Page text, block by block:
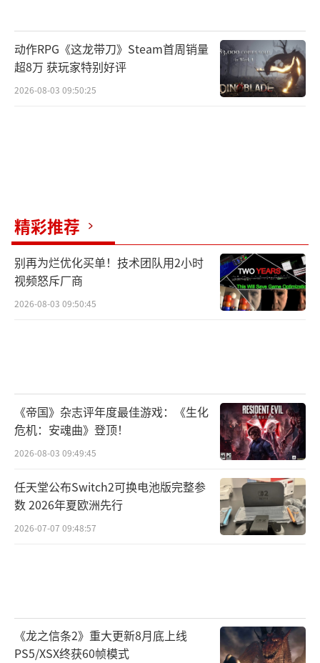
《生化危机》的箱庭式关卡和资源管理结合在
一起，形成了独特的化学反应。安全屋数量很
多，探索节奏舒适，既不觉得战斗令人厌烦，
168元之间可能更为合理，因此建议等到折扣时
再入手。
《时间旅者：重生曙光》无论在氛围营造
还是玩法设计上都展现了 Bloober Team 的新
游戏市场中占据了一席之地。对于喜欢硬核生
存恐怖体验的玩家而言，这无疑是一部值得关
注的新作。（责任编辑：张佳鑫）
动作RPG《这龙带刀》Steam首周销量
超8万 获玩家特别好评
2026-08-03 09:50:25
精彩推荐
别再为烂优化买单！技术团队用2小时
视频怒斥厂商
2026-08-03 09:50:45
《帝国》杂志评年度最佳游戏：《生化
危机：安魂曲》登顶！
2026-08-03 09:49:45
任天堂公布Switch2可换电池版完整参
数 2026年夏欧洲先行
2026-07-07 09:48:57
《龙之信条2》重大更新8月底上线
PS5/XSX终获60帧模式